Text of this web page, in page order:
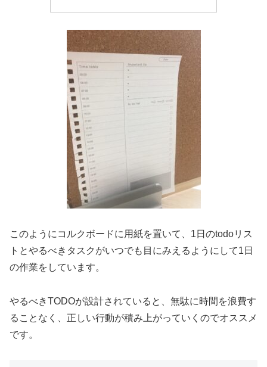
このようにコルクボードに用紙を置いて、1日のtodoリス
トとやるべきタスクがいつでも目にみえるようにして1日
の作業をしています。
やるべきTODOが設計されていると、無駄に時間を浪費す
ることなく、正しい行動が積み上がっていくのでオススメ
です。